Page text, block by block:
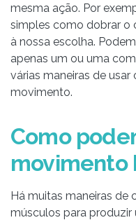
mesma ação. Por
simples como dobrar o
à nossa escolha.
apenas um ou uma
várias maneiras de
movimento.
Como
movimento
Há muitas maneiras de
músculos para